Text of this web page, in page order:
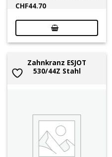
CHF44.70
Zahnkranz ESJOT
530/44Z Stahl